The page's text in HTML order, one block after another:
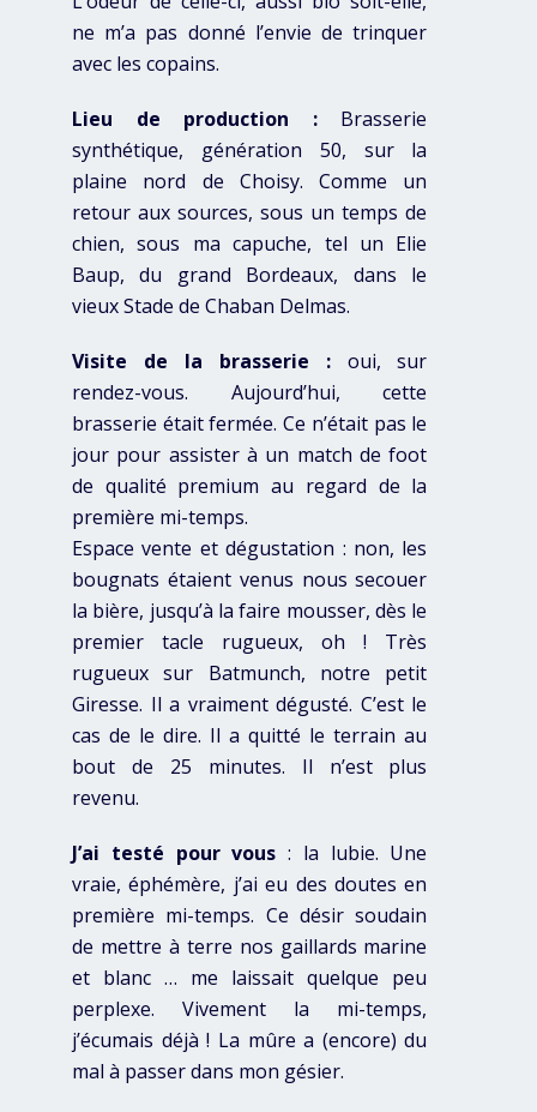
ne m’a pas donné l’envie de trinquer
avec les copains.
Lieu de production : Brasserie
synthétique, génération 50, sur la
plaine nord de Choisy. Comme un
retour aux sources, sous un temps de
chien, sous ma capuche, tel un Elie
Baup, du grand Bordeaux, dans le
vieux Stade de Chaban Delmas.
Visite de la brasserie :oui, sur
rendez-vous. Aujourd’hui, cette
brasserie était fermée. Ce n’était pas le
jour pour assister à un match de foot
de qualité premium au regard de la
première mi-temps.
Espace vente et dégustation : non, les
bougnats étaient venus nous secouer
la bière, jusqu’à la faire mousser, dès le
premier tacle rugueux, oh ! Très
rugueux sur Batmunch, notre petit
Giresse. Il a vraiment dégusté. C’est le
cas de le dire. Il a quitté le terrain au
bout de 25 minutes. Il n’est plus
revenu.
J’ai testé pour vous: la lubie. Une
vraie, éphémère, j’ai eu des doutes en
première mi-temps. Ce désir soudain
de mettre à terre nos gaillards marine
et blanc … me laissait quelque peu
perplexe. Vivement la mi-temps,
j’écumais déjà ! La mûre a (encore) du
mal à passer dans mon gésier.